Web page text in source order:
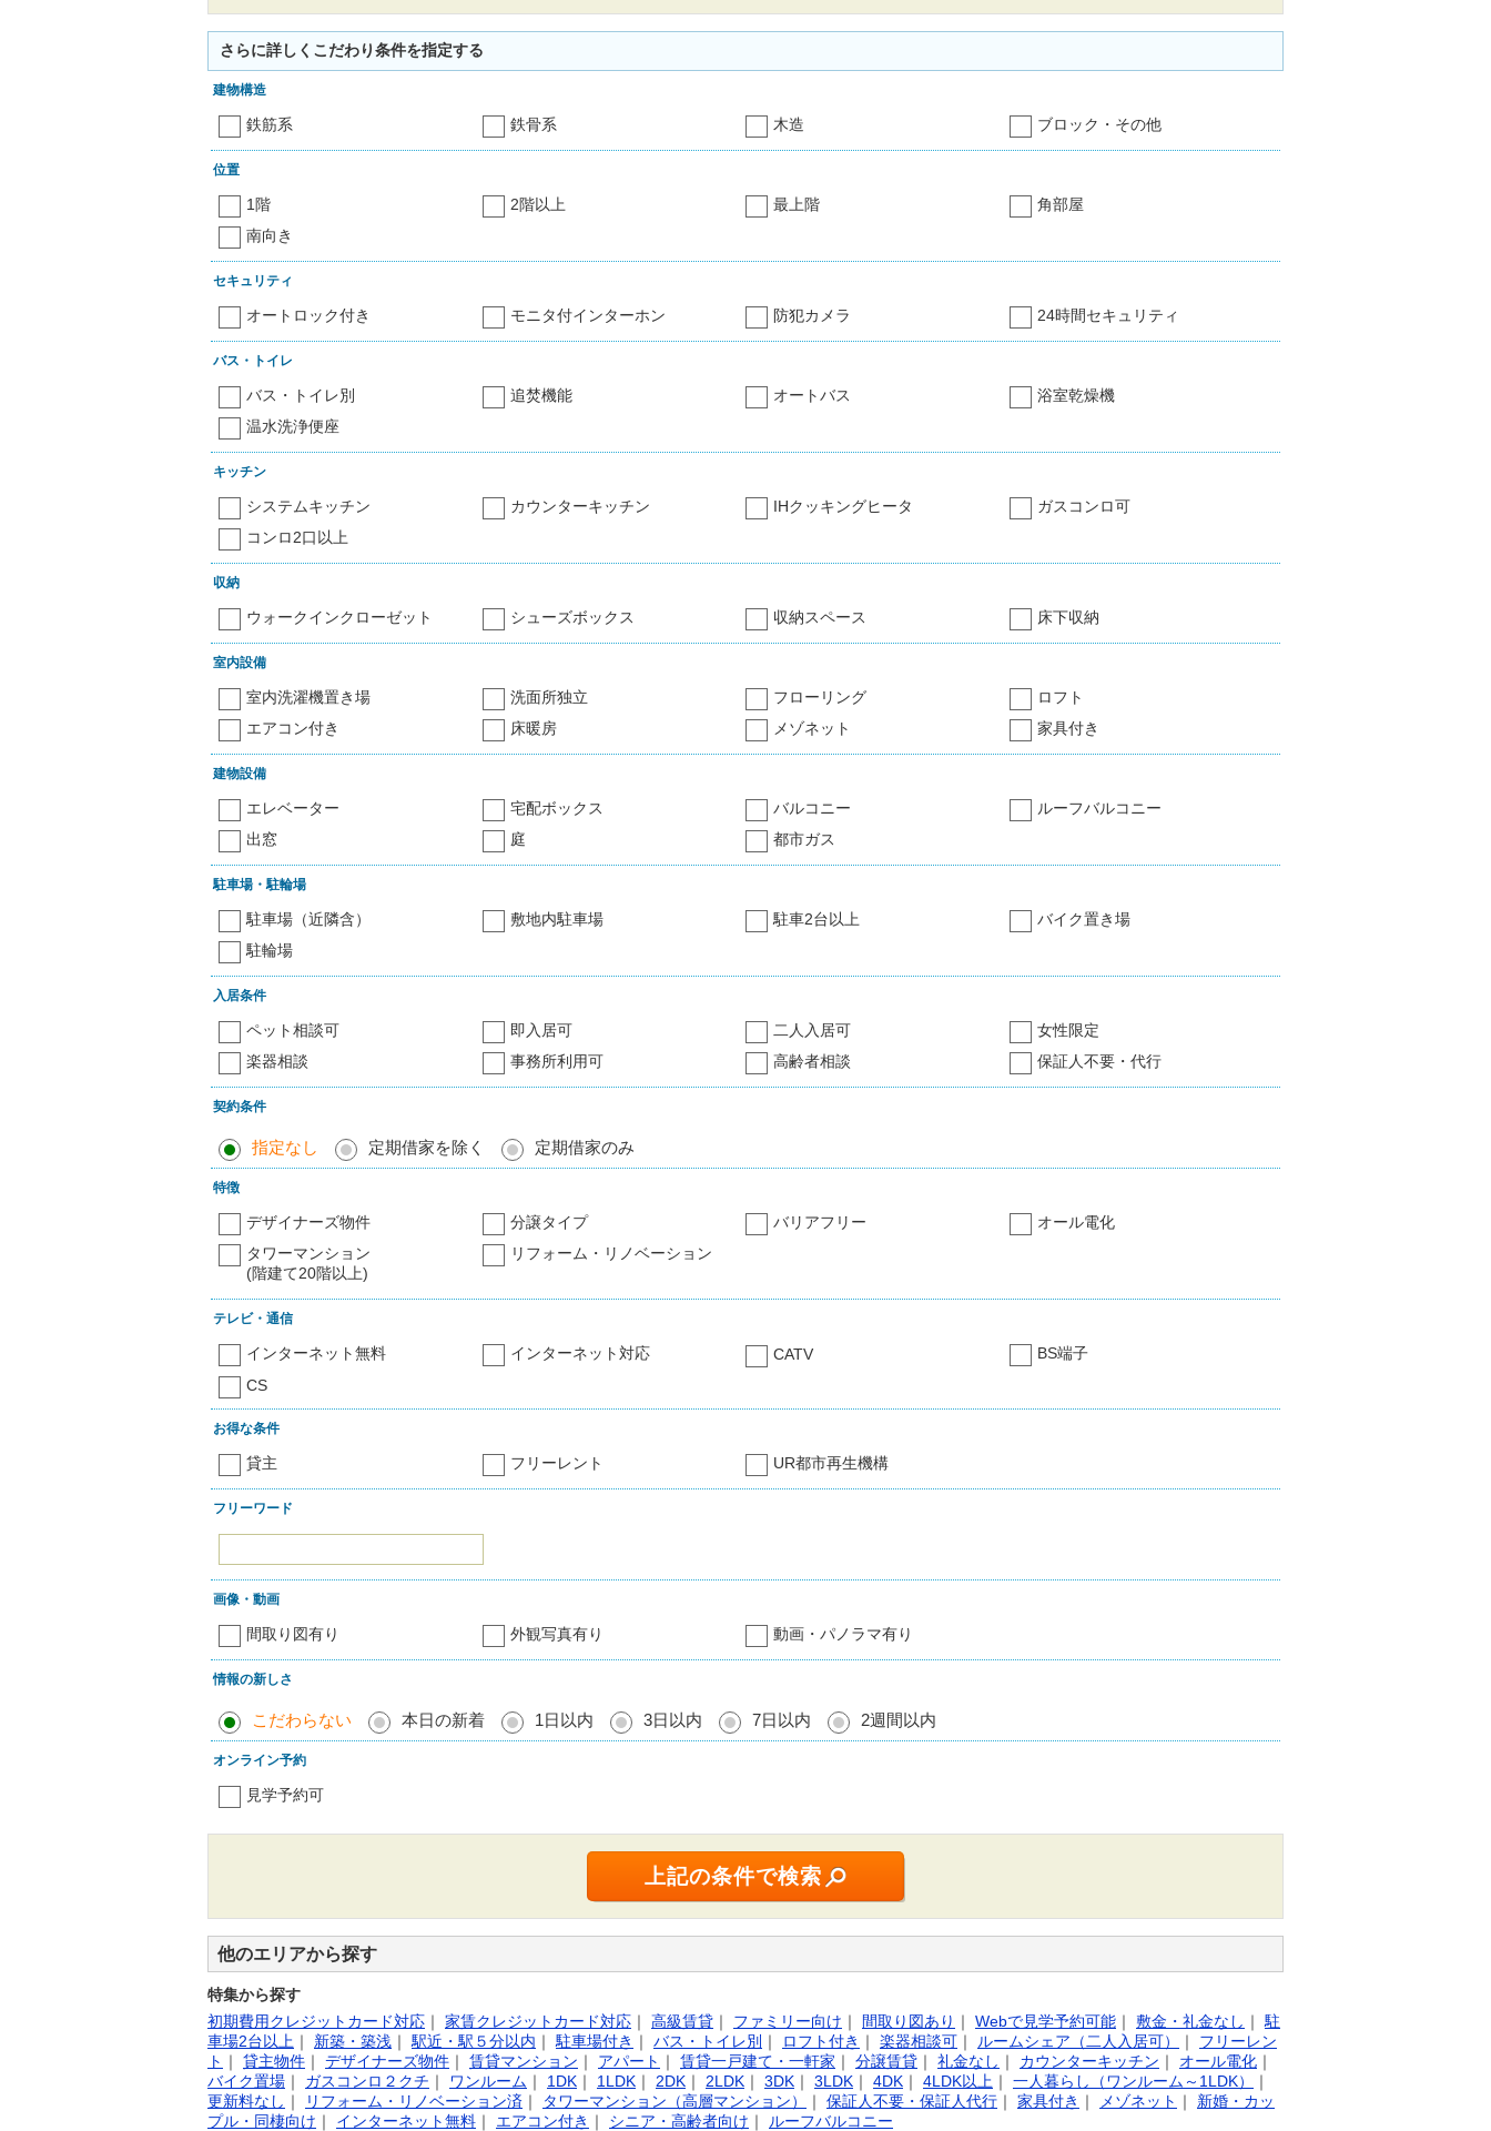
さらに詳しくこだわり条件を指定する
建物構造
鉄筋系 鉄骨系 木造 ブロック・その他
位置
1階 2階以上 最上階
角部屋
南向き
セキュリティ
オートロック付き モニタ付インターホン 防犯カメラ 24時間セキュリティ
バス・トイレ
バス・トイレ別 追焚機能 オートバス
浴室乾燥機
温水洗浄便座
キッチン
システムキッチン カウンターキッチン IHクッキングヒータ
ガスコンロ可
コンロ2口以上
収納
ウォークインクローゼット シューズボックス 収納スペース 床下収納
室内設備
室内洗濯機置き場 洗面所独立 フローリング
ロフト
エアコン付き
床暖房 メゾネット 家具付き
建物設備
エレベーター 宅配ボックス バルコニー
ルーフバルコニー
出窓
庭 都市ガス
駐車場・駐輪場
駐車場（近隣含） 敷地内駐車場 駐車2台以上
バイク置き場
駐輪場
入居条件
ペット相談可 即入居可 二人入居可
女性限定
楽器相談
事務所利用可 高齢者相談 保証人不要・代行
契約条件
指定なし 定期借家を除く 定期借家のみ
特徴
デザイナーズ物件 分譲タイプ バリアフリー
オール電化
タワーマンション
(階建て20階以上)
リフォーム・リノベーション
テレビ・通信
インターネット無料 インターネット対応 CATV
BS端子
CS
お得な条件
貸主 フリーレント UR都市再生機構
フリーワード
画像・動画
間取り図有り 外観写真有り 動画・パノラマ有り
情報の新しさ
こだわらない 本日の新着 1日以内 3日以内 7日以内 2週間以内
オンライン予約
見学予約可
他のエリアから探す
特集から探す
初期費用クレジットカード対応 ｜ 家賃クレジットカード対応 ｜ 高級賃貸 ｜ ファミリー向け ｜ 間取り図あり ｜ Webで見学予約可能 ｜ 敷金・礼金なし ｜駐
車場2台以上 ｜ 新築・築浅 ｜駅近・駅５分以内 ｜駐車場付き ｜ バス・トイレ別 ｜ ロフト付き ｜ 楽器相談可 ｜ ルームシェア（二人入居可） ｜ フリーレン
ト ｜ 貸主物件 ｜ デザイナーズ物件 ｜ 賃貸マンション ｜ アパート ｜ 賃貸一戸建て・一軒家 ｜ 分譲賃貸 ｜ 礼金なし ｜ カウンターキッチン ｜ オール電化 ｜
バイク置場 ｜ ガスコンロ２クチ ｜ ワンルーム ｜ 1DK ｜ 1LDK ｜ 2DK ｜ 2LDK ｜ 3DK ｜ 3LDK ｜ 4DK ｜ 4LDK以上 ｜ 一人暮らし（ワンルーム～1LDK）
｜
更新料なし ｜ リフォーム・リノベーション済 ｜ タワーマンション（高層マンション） ｜ 保証人不要・保証人代行 ｜ 家具付き ｜ メゾネット ｜ 新婚・カッ
プル・同棲向け ｜ インターネット無料 ｜ エアコン付き ｜ シニア・高齢者向け ｜ ルーフバルコニー